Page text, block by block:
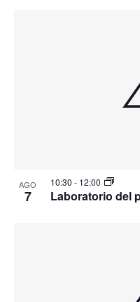
AGO
7 Laboratorio del
10:30 - 12:00